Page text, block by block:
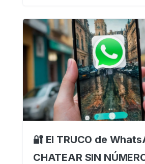
🔐 El TRUCO de
CHATEAR SIN